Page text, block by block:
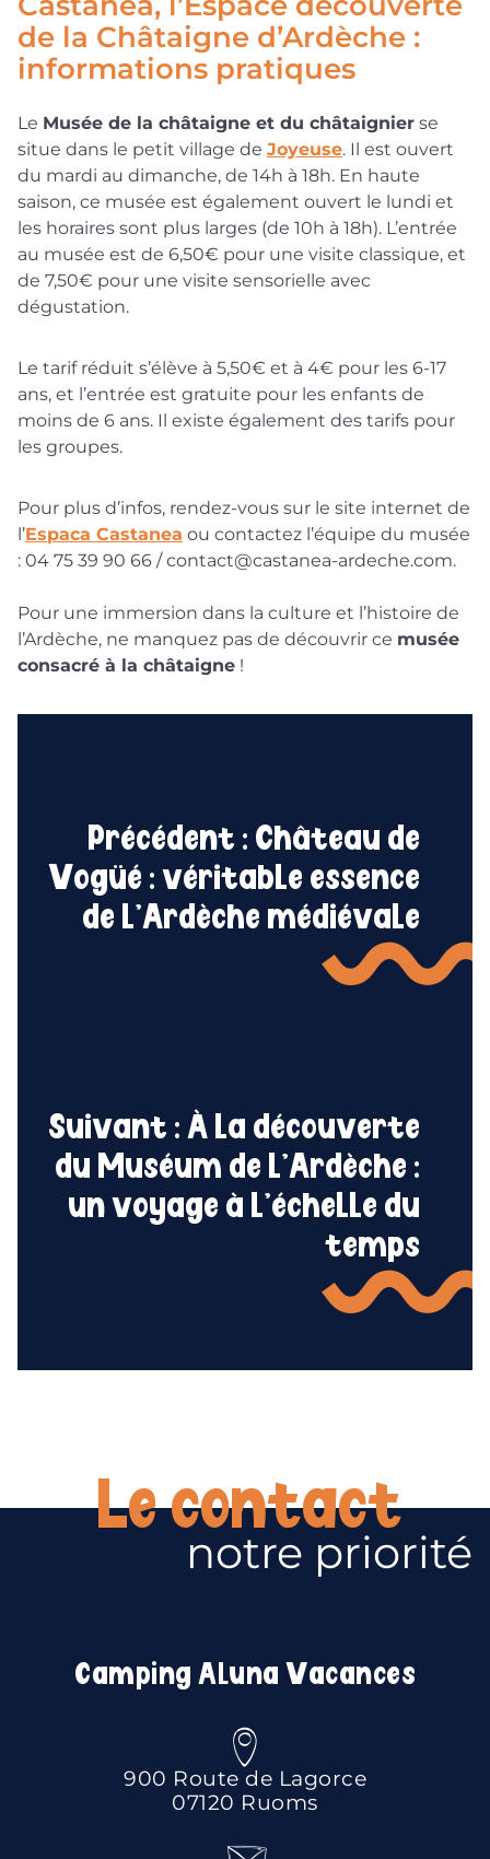
de la Châtaigne d’Ardèche :
informations pratiques
Le Musée de la châtaigne et du châtaignier se
situe dans le petit village de Joyeuse. Il est ouvert
du mardi au dimanche, de 14h à 18h. En haute
saison, ce musée est également ouvert le lundi et
les horaires sont plus larges (de 10h à 18h). L’entrée
au musée est de 6,50€ pour une visite classique, et
de 7,50€ pour une visite sensorielle avec
dégustation.
Le tarif réduit s’élève à 5,50€ et à 4€ pour les 6-17
ans, et l’entrée est gratuite pour les enfants de
moins de 6 ans. Il existe également des tarifs pour
les groupes.
Pour plus d’infos, rendez-vous sur le site internet de
l’Espaca Castanea ou contactez l’équipe du musée
: 04 75 39 90 66 / contact@castanea-ardeche.com.
Pour une immersion dans la culture et l’histoire de
l’Ardèche, ne manquez pas de découvrir ce musée
consacré à la châtaigne !
Précédent : Château de
Vogüé : véritable essence
de l’Ardèche médiévale
Suivant : À la découverte
du Muséum de l’Ardèche :
un voyage à l’échelle du
temps
Le contact
notre priorité
Camping Aluna Vacances
900 Route de Lagorce
07120 Ruoms